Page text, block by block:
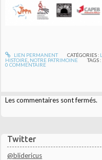
Twitter
@blidericus
LIEN PERMANENT CATÉGORIES :
HISTOIRE NOTRE PATRIMOINE TAGS :
0 COMMENTAIRE
Les commentaires sont fermés.